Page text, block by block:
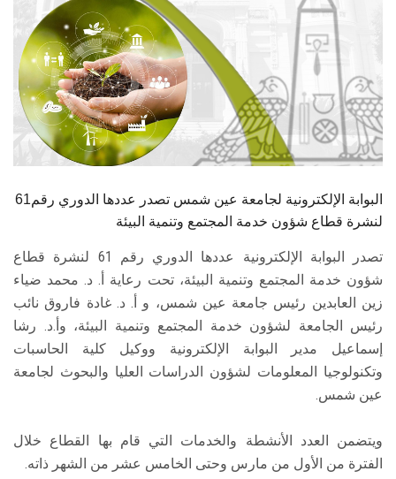
الخريجين
الموظفون
الزائـرون
البوابة الإلكترونية لجامعة عين شمس تصدر عددها الدوري رقم61
لنشرة قطاع شؤون خدمة المجتمع وتنمية البيئة
تصدر البوابة الإلكترونية عددها الدوري رقم 61 لنشرة قطاع
شؤون خدمة ‏المجتمع وتنمية البيئة، تحت رعاية أ. د. محمد ضياء
زين العابدين رئيس جامعة عين شمس، و أ. د. غادة فاروق نائب
رئيس الجامعة لشؤون خدمة المجتمع وتنمية البيئة، وأ.د. رشا
إسماعيل مدير البوابة الإلكترونية ووكيل كلية الحاسبات
وتكنولوجيا المعلومات لشؤون الدراسات العليا والبحوث لجامعة
عين شمس.
ويتضمن العدد الأنشطة والخدمات التي قام بها القطاع خلال
الفترة من الأول من مارس وحتى الخامس عشر من الشهر ذاته.